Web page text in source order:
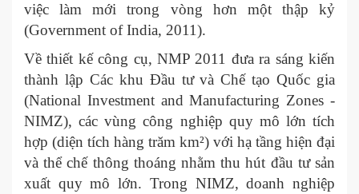
việc làm mới trong vòng hơn một thập kỷ
(Government of India, 2011).
Về thiết kế công cụ, NMP 2011 đưa ra sáng kiến
thành lập Các khu Đầu tư và Chế tạo Quốc gia
(National Investment and Manufacturing Zones -
NIMZ), các vùng công nghiệp quy mô lớn tích
hợp (diện tích hàng trăm km²) với hạ tầng hiện đại
và thể chế thông thoáng nhằm thu hút đầu tư sản
xuất quy mô lớn. Trong NIMZ, doanh nghiệp